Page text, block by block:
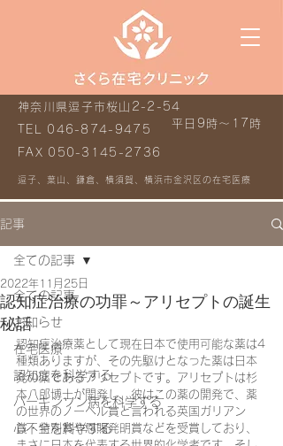
平日9時～17時
神奈川県逗子市桜山2-2-54
TEL 046-874-9475
FAX 050-3145-2736
逗子、葉山、鎌倉、横須賀、横浜市金沢区の在宅医療
記事
全ての記事
お知らせ
在宅医療
認知症を科学する
パーキンソン病を科学する
心不全を科学する
全ての記事
認知症治療の功罪～アリセプトの誕生
秘話
2022年11月25日
認知症治療薬として現在日本で使用可能な薬は4
種類ありますが、その先駆けとなった薬は日本
発の薬であるアリセプトです。アリセプトは杉
本八郎博士が開発し、彼はこの薬の開発で、薬
の世界のノーベル賞と言われる英国ガリアン
賞・特別賞や恩賜発明賞などを受賞しており、